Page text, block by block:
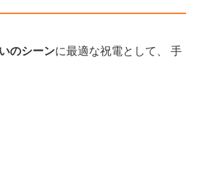
のシーンに最適な祝電として、 手